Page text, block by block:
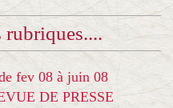
rubriques....
fev 08 à juin 08
DE PRESSE